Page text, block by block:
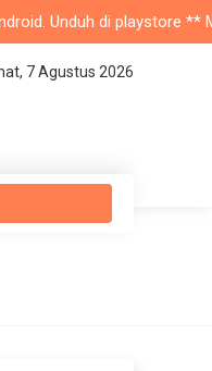
di playstore **
7 Agustus 2026